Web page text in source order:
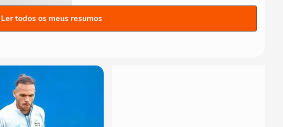
Ler todos os meus resumos